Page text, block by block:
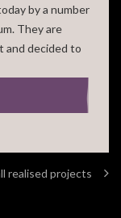
by a number
They are
and decided to
realised projects